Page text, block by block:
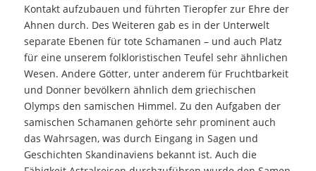
Kontakt aufzubauen und führten Tieropfer zur Ehre der
Ahnen durch. Des Weiteren gab es in der Unterwelt
separate Ebenen für tote Schamanen – und auch Platz
für eine unserem folkloristischen Teufel sehr ähnlichen
Wesen. Andere Götter, unter anderem für Fruchtbarkeit
und Donner bevölkern ähnlich dem griechischen
Olymps den samischen Himmel. Zu den Aufgaben der
samischen Schamanen gehörte sehr prominent auch
das Wahrsagen, was durch Eingang in Sagen und
Geschichten Skandinaviens bekannt ist. Auch die